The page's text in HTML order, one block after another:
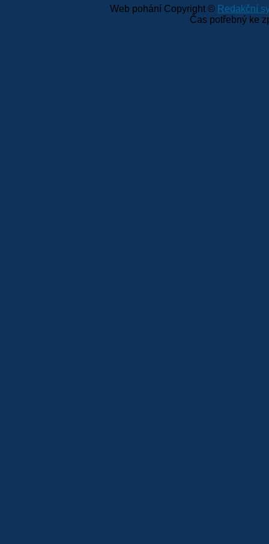
Web pohání Copyright © Redakční
Čas potřebný ke